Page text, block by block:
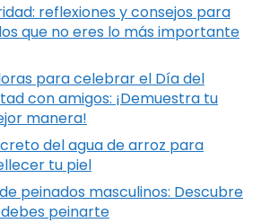
reflexiones y consejos para
que no eres lo más importante
para celebrar el Día del
con amigos: ¡Demuestra tu
manera!
del agua de arroz para
tu piel
peinados masculinos: Descubre
peinarte